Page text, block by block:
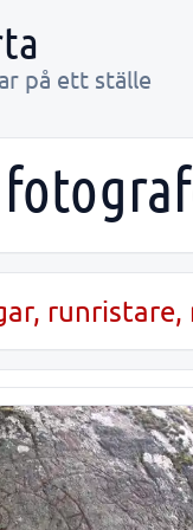
på ett ställe
runristare,